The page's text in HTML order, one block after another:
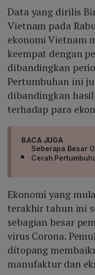
Data yang dirilis
Vietnam pada
ekonomi Vietnam
keempat dengan
dibandingkan
Pertumbuhan ini
dibandingkan
terhadap para
BACA JUGA
Seberapa Besar
Cerah
Ekonomi yang
terakhir tahun ini
sebagian besar
virus Corona.
ditopang
manufaktur dan